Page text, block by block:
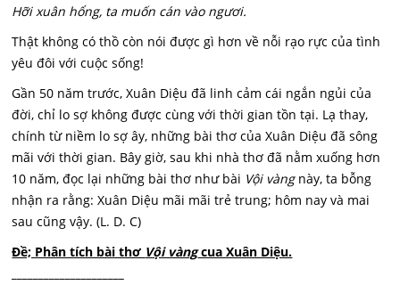
Hỡi xuân hổng, ta muốn cán vào ngươi.
Thật không có thồ còn nói được gì hơn về nỗi rạo rực của tình
yêu đôi với cuộc sống!
Gần 50 năm trước, Xuân Diệu đã linh cảm cái ngắn ngủi của
đời, chỉ lo sợ không được cùng với thời gian tồn tại. Lạ thay,
chính từ niềm lo sợ ây, những bài thơ của Xuân Diệu đã sông
mãi với thời gian. Bây giờ, sau khi nhà thơ đã nằm xuống hơn
10 năm, đọc lại những bài thơ như bài Vội vàngnày, ta bỗng
nhận ra rằng: Xuân Diệu mãi mãi trẻ trung; hôm nay và mai
sau cũng vậy. (L. D. C)
Đề; Phân tích bài thơ Vội vàngcua Xuân Diệu.